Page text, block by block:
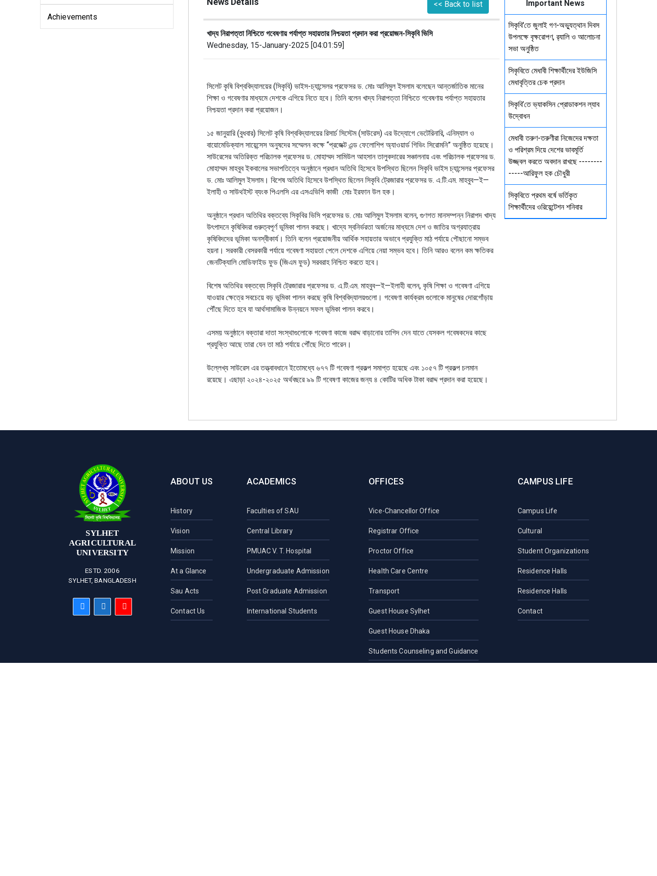
Achievements
<< Back to list
খাদ্য নিরাপত্তা নিশ্চিতে গবেষণায় পর্যাপ্ত সহায়তার নিশ্চয়তা প্রদান করা প্রয়োজন-সিকৃবি ভিসি
Wednesday, 15-January-2025 [04:01:59]
সিলেট কৃষি বিশ্ববিদ্যালয়ের (সিকৃবি) ভাইস-চ্যান্সেলর প্রফেসর ড. মোঃ আলিমুল ইসলাম বলেছেন আন্তর্জাতিক মানের
শিক্ষা ও গবেষণার মাধ্যমে দেশকে এগিয়ে নিতে হবে। তিনি বলেন খাদ্য নিরাপত্তা নিশ্চিতে গবেষণায় পর্যাপ্ত সহায়তার
নিশ্চয়তা প্রদান করা প্রয়োজন।
১৫ জানুয়ারি (বুধবার) সিলেট কৃষি বিশ্ববিদ্যালয়ের রিসার্চ সিস্টেম (সাউরেস) এর উদ্যোগে ভেটেরিনারি, এনিম্যাল ও
বায়োমেডিক্যাল সায়েন্সেস অনুষদের সম্মেলন কক্ষে “প্রজেক্ট এন্ড ফেলোশিপ অ্যাওয়ার্ড গিভিং সিরোমনি” অনুষ্ঠিত হয়েছে।
সাউরেসের অতিরিক্ত পরিচালক প্রফেসর ড. মোহাম্মদ সামিউল আহসান তালুকদারের সঞ্চালনায় এবং পরিচালক প্রফেসর ড.
মোহাম্মদ মাহবুব ইকবালের সভাপতিত্বে অনুষ্ঠানে প্রধান অতিথি হিসেবে উপস্থিত ছিলেন সিকৃবি ভাইস চ্যান্সেলর প্রফেসর
ড. মোঃ আলিমুল ইসলাম। বিশেষ অতিথি হিসেবে উপস্থিত ছিলেন সিকৃবি ট্রেজারার প্রফেসর ড. এ.টি.এম. মাহবুব—ই—
ইলাহী ও সাউথইস্ট ব্যংক পিএলসি এর এসএভিপি কাজী মোঃ ইরফান উল হক।
অনুষ্ঠানে প্রধান অতিথির বক্তব্যে সিকৃবির ভিসি প্রফেসর ড. মোঃ আলিমুল ইসলাম বলেন, গুণগত মানসম্পন্ন নিরাপদ খাদ্য
উৎপাদনে কৃষিবিদরা গুরুত্বপূর্ণ ভূমিকা পালন করছে। খাদ্যে স্বনির্ভরতা অর্জনের মাধ্যমে দেশ ও জাতির অগ্রযাত্রায়
কৃষিবিদদের ভূমিকা অনস্বীকার্য। তিনি বলেন প্রয়োজনীয় আর্থিক সহায়তার অভাবে প্রযুক্তি মাঠ পর্যায়ে পৌছানো সম্ভব
হয়না। সরকারী বেসরকারী পর্যায়ে গবেষণা সহায়তা পেলে দেশকে এগিয়ে নেয়া সম্ভব হবে। তিনি আরও বলেন কম ক্ষতিকর
জেনটিক্যালি মোডিফাইড ফুড (জিএম ফুড) সরবরাহ নিশ্চিত করতে হবে।
বিশেষ অতিথির বক্তব্যে সিকৃবি ট্রেজারার প্রফেসর ড. এ.টি.এম. মাহবুব—ই—ইলাহী বলেন, কৃষি শিক্ষা ও গবেষণা এগিয়ে
যাওয়ার ক্ষেত্রে সবচেয়ে বড় ভূমিকা পালন করছে কৃষি বিশ্ববিদ্যালয়গুলো। গবেষণা কার্যক্রম গুলোকে মানুষের দোরগোঁড়ায়
পৌঁছে দিতে হবে যা আর্থসামাজিক উন্নয়নে সফল ভূমিকা পালন করবে।
এসময় অনুষ্ঠানে বক্তারা দাতা সংস্থাগুলোকে গবেষণা কাজে বরাদ্দ বাড়ানোর তাগিদ দেন যাতে যেসকল গবেষকদের কাছে
প্রযুক্তি আছে তারা যেন তা মাঠ পর্যায়ে পৌঁছে দিতে পারেন।
উল্লেখ্য সাউরেস এর তত্ত্বাবধানে ইতোমধ্যে ৬৭৭ টি গবেষণা প্রকল্প সমাপ্ত হয়েছে এবং ১০৫৭ টি প্রকল্প চলমান
রয়েছে। এছাড়া ২০২৪-২০২৫ অর্থবছরে ৯৯ টি গবেষণা কাজের জন্য ৪ কোটির অধিক টাকা বরাদ্দ প্রদান করা হয়েছে।
Important News
সিকৃবি'তে জুলাই গণ-অভ্যুত্থান দিবস
উপলক্ষে বৃক্ষরোপণ, র‍্যালি ও আলোচনা
সভা অনুষ্ঠিত
সিকৃবিতে মেধাবী শিক্ষার্থীদের ইউজিসি
মেধাবৃত্তির চেক প্রদান
সিকৃবি’তে ভ্যাকসিন প্রোডাকশন ল্যাব
উদ্বোধন
মেধাবী তরুণ-তরুণীরা নিজেদের দক্ষতা
ও পরিশ্রম দিয়ে দেশের ভাবমূর্তি
উজ্জ্বল করতে অবদান রাখছে --------
-----আরিফুল হক চৌধুরী
সিকৃবিতে প্রথম বর্ষে ভর্তিকৃত
শিক্ষার্থীদের ওরিয়েন্টেশন শনিবার
SYLHET
AGRICULTURAL
UNIVERSITY
ESTD. 2006
SYLHET, BANGLADESH
ABOUT US
History
Vision
Mission
At a Glance
Sau Acts
Contact Us
ACADEMICS
Faculties of SAU
Central Library
PMUAC V. T. Hospital
Undergraduate Admission
Post Graduate Admission
International Students
OFFICES
Vice-Chancellor Office
Registrar Office
Proctor Office
Health Care Centre
Transport
Guest House Sylhet
Guest House Dhaka
Students Counseling and Guidance
CAMPUS LIFE
Campus Life
Cultural
Student Organizations
Residence Halls
Residence Halls
Contact